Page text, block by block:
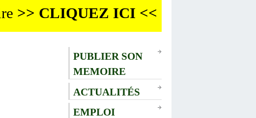
>> CLIQUEZ ICI <<
PUBLIER SON
MEMOIRE
ACTUALITÉS
EMPLOI